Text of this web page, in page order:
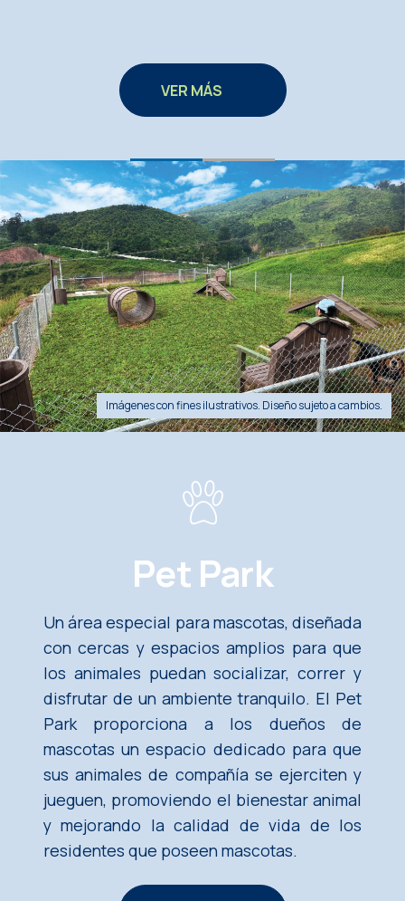
VER MÁS
Pet Park
Un área especial para mascotas, diseñada
con cercas y espacios amplios para que
los animales puedan socializar, correr y
disfrutar de un ambiente tranquilo. El Pet
Park proporciona a los dueños de
mascotas un espacio dedicado para que
sus animales de compañía se ejerciten y
jueguen, promoviendo el bienestar animal
y mejorando la calidad de vida de los
residentes que poseen mascotas.